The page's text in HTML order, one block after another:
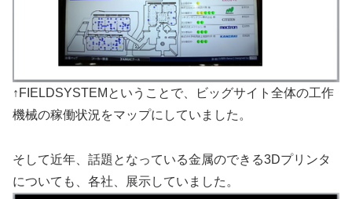
↑FIELDSYSTEMということで、ビッグサイト全体の工作
機械の稼働状況をマップにしていました。
そして近年、話題となっている金属のできる3Dプリンタ
についても、各社、展示していました。